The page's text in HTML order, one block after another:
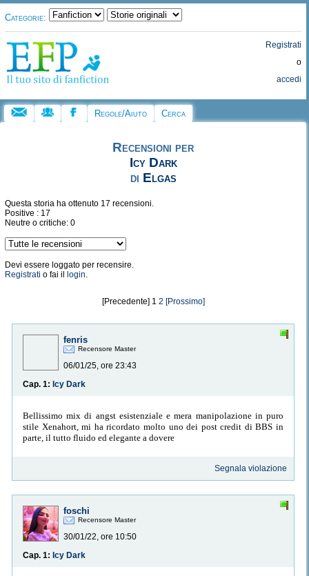
Categorie:
Registrati
o
accedi
Regole/Aiuto Cerca
Recensioni per
Icy Dark
di Elgas
Questa storia ha ottenuto 17 recensioni.
Positive : 17
Neutre o critiche: 0
Devi essere loggato per recensire.
Registrati o fai il login.
[Precedente] 1 2 [Prossimo]
fenris
Recensore Master
06/01/25, ore 23:43
Cap. 1: Icy Dark
Bellissimo mix di angst esistenziale e mera manipolazione in puro
stile Xenahort, mi ha ricordato molto uno dei post credit di BBS in
parte, il tutto fluido ed elegante a dovere
Segnala violazione
foschi
Recensore Master
30/01/22, ore 10:50
Cap. 1: Icy Dark